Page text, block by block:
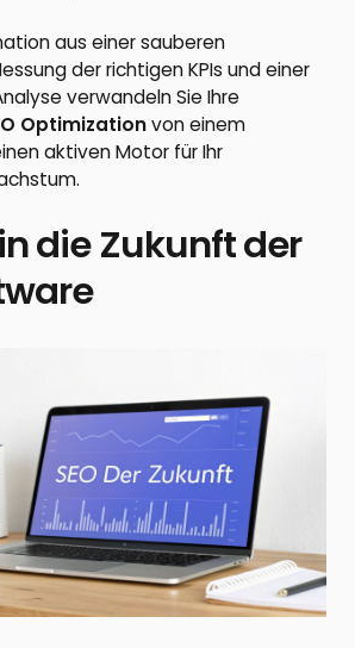
aus einer sauberen
der richtigen KPIs und einer
verwandeln Sie Ihre
Optimizationvon einem
aktiven Motor für Ihr
die Zukunft der